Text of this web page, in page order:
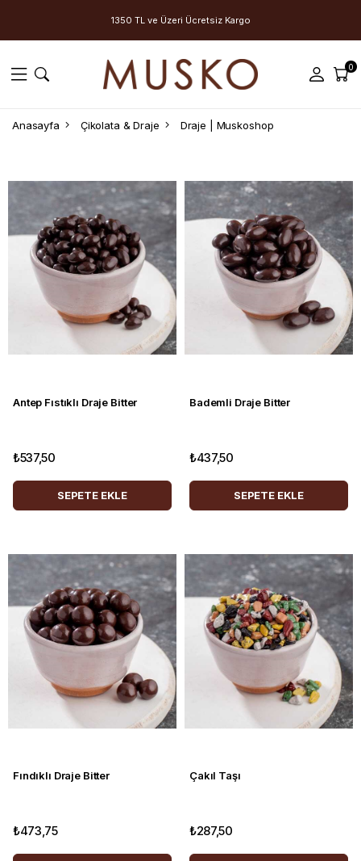
1350 TL ve Üzeri Ücretsiz Kargo
0
Anasayfa Çikolata & Draje Draje | Muskoshop
Antep Fıstıklı Draje Bitter
₺537,50
SEPETE EKLE
Bademli Draje Bitter
₺437,50
SEPETE EKLE
Fındıklı Draje Bitter
₺473,75
Çakıl Taşı
₺287,50